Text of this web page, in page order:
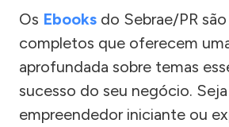
Os Ebooks do Sebrae/PR
completos que oferecem
aprofundada sobre temas
sucesso do seu negócio.
empreendedor iniciante ou